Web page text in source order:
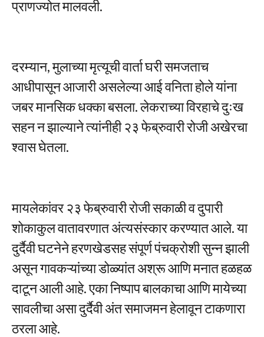
प्राणज्योत मालवली.
दरम्यान, मुलाच्या मृत्यूची वार्ता घरी समजताच
आधीपासून आजारी असलेल्या आई वनिता होले यांना
जबर मानसिक धक्का बसला. लेकराच्या विरहाचे दुःख
सहन न झाल्याने त्यांनीही २३ फेब्रुवारी रोजी अखेरचा
श्वास घेतला.
मायलेकांवर २३ फेब्रुवारी रोजी सकाळी व दुपारी
शोकाकुल वातावरणात अंत्यसंस्कार करण्यात आले. या
दुर्दैवी घटनेने हरणखेडसह संपूर्ण पंचक्रोशी सुन्न झाली
असून गावकऱ्यांच्या डोळ्यांत अश्रू आणि मनात हळहळ
दाटून आली आहे. एका निष्पाप बालकाचा आणि मायेच्या
सावलीचा असा दुर्दैवी अंत समाजमन हेलावून टाकणारा
ठरला आहे.